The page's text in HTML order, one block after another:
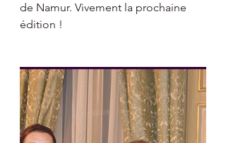
de Namur. Vivement la prochaine
édition !